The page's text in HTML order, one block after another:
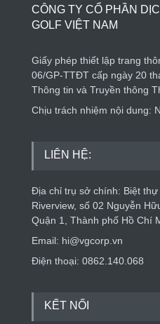
CÔNG TY CỔ PHẦN
GOLF VIỆT NAM
Giấy phép thiết lập trang
06/GP-TTĐT cấp ngày 20
Thông tin và Truyền thông
Chịu trách nhiệm nội dung:
LIÊN HỆ:
Địa chỉ trụ sở chính: Biệt
Riverview, số 02 Nguyễn
Quận 1, Thành phố Hồ Chí
Email: hi@vgcorp.vn
Điện thoại: 0862.140.068
KẾT NỐI